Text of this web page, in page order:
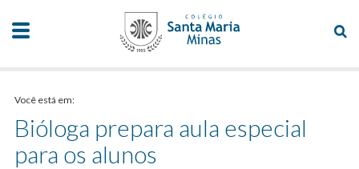
Você está em:
Bióloga prepara aula especial
para os alunos